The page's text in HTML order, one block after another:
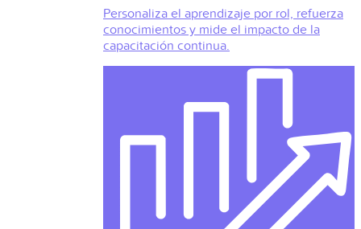
Personaliza el aprendizaje por rol, refuerza
conocimientos y mide el impacto de la
capacitación continua.